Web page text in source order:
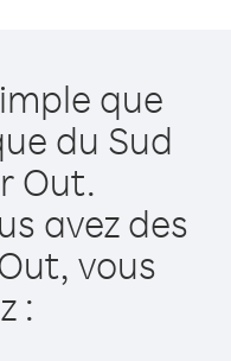
que
du Sud
Out.
avez des
vous
: